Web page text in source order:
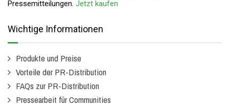
Pressemitteilungen. Jetzt kaufen
Wichtige Informationen
Produkte und Preise
Vorteile der PR-Distribution
FAQs zur PR-Distribution
Pressearbeit für Communities